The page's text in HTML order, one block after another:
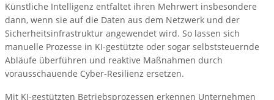
Künstliche Intelligenz entfaltet ihren Mehrwert insbesondere
dann, wenn sie auf die Daten aus dem Netzwerk und der
Sicherheitsinfrastruktur angewendet wird. So lassen sich
manuelle Prozesse in KI-gestützte oder sogar selbststeuernde
Abläufe überführen und reaktive Maßnahmen durch
vorausschauende Cyber-Resilienz ersetzen.
Mit KI-gestützten Betriebsprozessen erkennen Unternehmen